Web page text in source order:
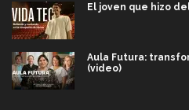
El joven que hizo
Aula Futura:
(video)